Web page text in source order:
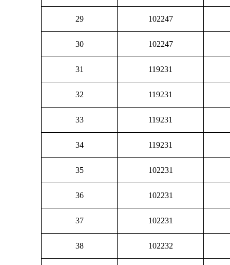
29 102247
30 102247
31 119231
32 119231
33 119231
34 119231
35 102231
36 102231
37 102231
38 102232